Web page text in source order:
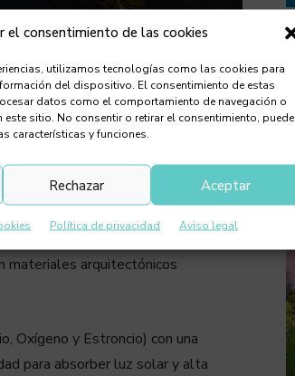
el consentimiento de las cookies
utilizamos tecnologías como las cookies para
del dispositivo. El consentimiento de estas
datos como el comportamiento de navegación o
sitio. No consentir o retirar el consentimiento, puede
características y funciones.
Aceptar
Rechazar
Política de privacidad Aviso legal
células fotovoltaicas (o tecnologías
manteniendo la funcionalidad
desarrollo, lo realmente disruptivo
materiales arquitectónicos
Oxígeno y Estroncio) con una
para absorber luz solar y alta